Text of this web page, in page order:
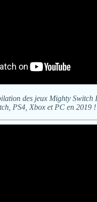
des jeux Mighty Switch
PS4, Xbox et PC en 2019 !